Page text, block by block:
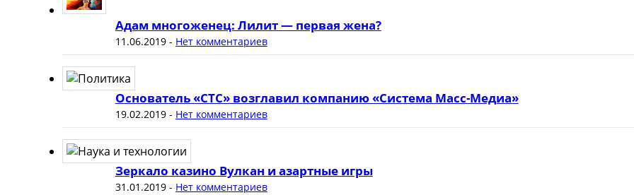
Адам многоженец: Лилит — первая жена?
11.06.2019- Нет комментариев
Основатель «СТС» возглавил компанию «Система Масс-Медиа»
19.02.2019- Нет комментариев
Зеркало казино Вулкан и азартные игры
31.01.2019- Нет комментариев